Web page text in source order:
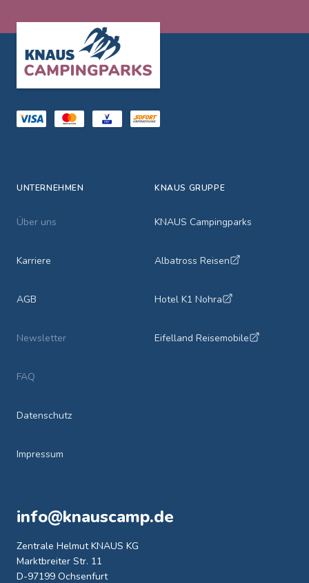
UNTERNEHMEN
Über uns
Karriere
AGB
Newsletter
FAQ
Datenschutz
Impressum
KNAUS GRUPPE
KNAUS Campingparks
Albatross Reisen
Hotel K1 Nohra
Eifelland Reisemobile
info@knauscamp.de
Zentrale Helmut KNAUS KG
Marktbreiter Str. 11
D-97199 Ochsenfurt